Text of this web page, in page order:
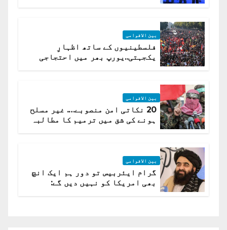
بین الاقوامی
فلسطینیوں کے ساتھ اظہارِ
یکجہتی..یورپ بھر میں احتجاجی
بین الاقوامی
20 نکاتی امن منصوبے…. غیر مسلح
ہونے کی شق میں ترمیم کا مطالبہ
بین الاقوامی
گرام ایئربیس تو دور ہم ایک انچ
بھی امریکا کو نہیں دیں گے: